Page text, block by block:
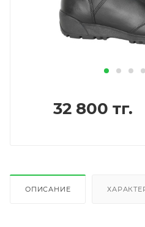
32 800 тг.
ОПИСАНИЕ